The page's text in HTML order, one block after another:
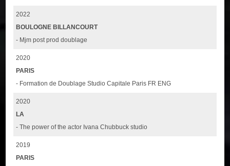
2022
BOULOGNE BILLANCOURT
- Mjm post prod doublage
2020
PARIS
- Formation de Doublage Studio Capitale Paris FR ENG
2020
LA
- The power of the actor Ivana Chubbuck studio
2019
PARIS